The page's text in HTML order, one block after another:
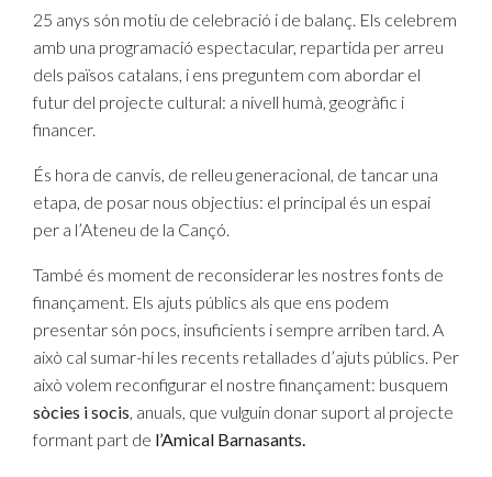
25 anys són motiu de celebració i de balanç. Els celebrem
amb una programació espectacular, repartida per arreu
dels països catalans, i ens preguntem com abordar el
futur del projecte cultural: a nivell humà, geogràfic i
financer.
És hora de canvis, de relleu generacional, de tancar una
etapa, de posar nous objectius: el principal és un espai
per a l’Ateneu de la Cançó.
També és moment de reconsiderar les nostres fonts de
finançament. Els ajuts públics als que ens podem
presentar són pocs, insuficients i sempre arriben tard. A
això cal sumar-hi les recents retallades d’ajuts públics. Per
això volem reconfigurar el nostre finançament: busquem
sòcies i socis , anuals, que vulguin donar suport al projecte
formant part de l’Amical Barnasants.